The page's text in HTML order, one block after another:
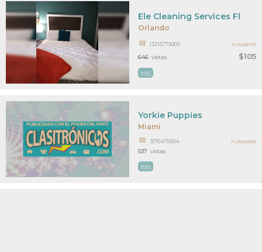
Orlando
$105
Ele Cleaning Services Fl
13215775005
MAS
646 vistas
FL15236731
Miami
Yorkie Puppies
3176475504
MAS
537 vistas
FL15166565